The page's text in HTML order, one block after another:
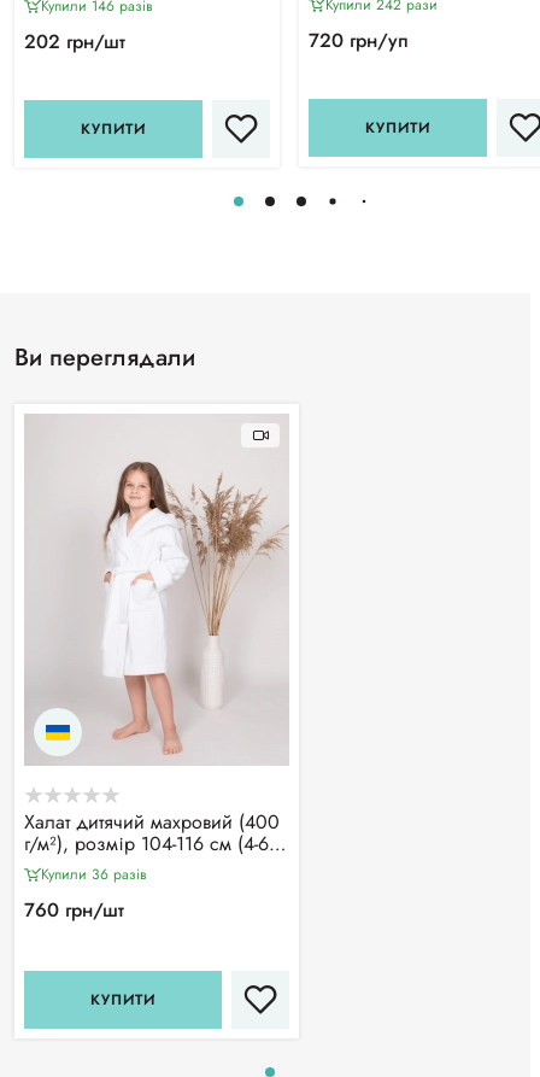
Купили 146 разiв
202 грн/шт
КУПИТИ
Купили 242 рази
720 грн/уп
КУПИТИ
Ви переглядали
Халат дитячий махровий (400
г/м²), розмір 104-116 см (4-6
років) CHILA™
Купили 36 разiв
760 грн/шт
КУПИТИ